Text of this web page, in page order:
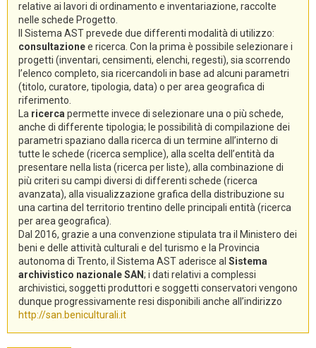
relative ai lavori di ordinamento e inventariazione, raccolte
nelle schede Progetto.
Il Sistema AST prevede due differenti modalità di utilizzo:
consultazionee ricerca. Con la prima è possibile selezionare i
progetti (inventari, censimenti, elenchi, regesti), sia scorrendo
l’elenco completo, sia ricercandoli in base ad alcuni parametri
(titolo, curatore, tipologia, data) o per area geografica di
riferimento.
La ricerca permette invece di selezionare una o più schede,
anche di differente tipologia; le possibilità di compilazione dei
parametri spaziano dalla ricerca di un termine all’interno di
tutte le schede (ricerca semplice), alla scelta dell’entità da
presentare nella lista (ricerca per liste), alla combinazione di
più criteri su campi diversi di differenti schede (ricerca
avanzata), alla visualizzazione grafica della distribuzione su
una cartina del territorio trentino delle principali entità (ricerca
per area geografica).
Dal 2016, grazie a una convenzione stipulata tra il Ministero dei
beni e delle attività culturali e del turismo e la Provincia
autonoma di Trento, il Sistema AST aderisce al Sistema
archivistico nazionale SAN; i dati relativi a complessi
archivistici, soggetti produttori e soggetti conservatori vengono
dunque progressivamente resi disponibili anche all’indirizzo
http://san.beniculturali.it